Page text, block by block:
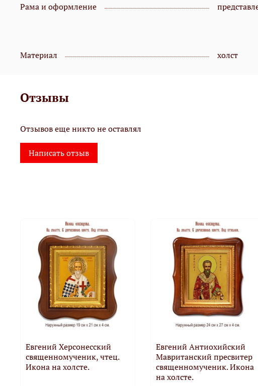
Рама и оформление
Материал холст
Отзывы
Отзывов еще никто не оставлял
Написать отзыв
Евгений Херсонесский
священномученик, чтец.
Икона на холсте.
Евгений Антиохийский
Мавританский пресвитер
священномученик. Икона
на холсте.